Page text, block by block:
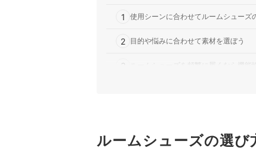
1 使用シーンに合わせてルームシューズ
2 目的や悩みに合わせて素材を選ぼう
3 ルームシューズを頻繁に履くなら機能
おしゃれスリッパ全29商品おすすめ人気ランキ
ルームシューズの選び